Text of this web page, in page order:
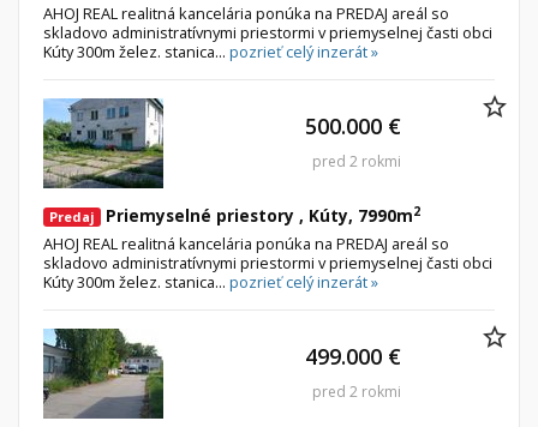
Stavebné pozemky
Bývanie a rekreácia
Poľnohospodárske pozemky
Záhrada
Nebytové priestory
Administratívne, obchodné
Rekreačné, reštauračné
Filtre
Súkromná inzercia
Len s fotkou
Novostavba
AHOJ REAL realitná kancelária ponúka na PREDAJ areál so
skladovo administratívnymi priestormi v priemyselnej časti obci
Kúty 300m želez. stanica... pozrieť celý inzerát »
Predaj Priemyselné priestory , Kúty, 7990m2
AHOJ REAL realitná kancelária ponúka na PREDAJ areál so
skladovo administratívnymi priestormi v priemyselnej časti obci
Kúty 300m želez. stanica... pozrieť celý inzerát »
500.000 €
pred 2 rokmi
499.000 €
pred 2 rokmi